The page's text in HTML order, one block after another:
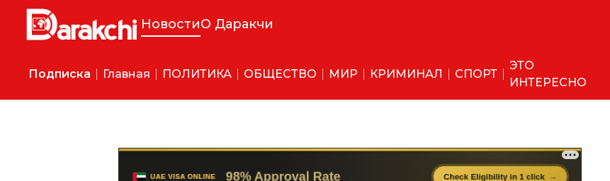
НовостиО Даракчи
Подписка Главная ПОЛИТИКА ОБЩЕСТВО МИР КРИМИНАЛ СПОРТ
ЭТО
ИНТЕРЕСНО